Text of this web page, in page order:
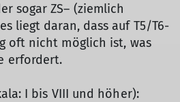
sogar ZS– (ziemlich
liegt daran, dass auf T5/T6-
oft nicht möglich ist, was
erfordert.
I bis VIII und höher):